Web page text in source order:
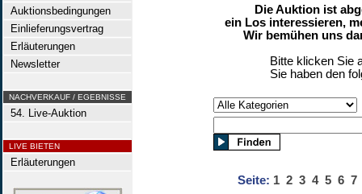
Auktionsbedingungen
Einlieferungsvertrag
Erläuterungen
Newsletter
NACHVERKAUF / EGEBNISSE
54. Live-Auktion
LIVE BIETEN
Erläuterungen
Die Auktion ist
ein Los interessieren,
Wir bemühen uns
Bitte klicken Sie
Sie haben den
Seite: 1 2 3 4 5 6 7